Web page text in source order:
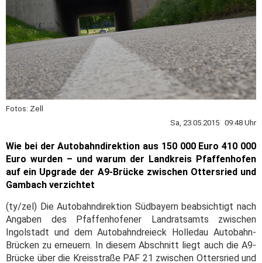
Fotos: Zell
Sa, 23.05.2015 09:48 Uhr
Wie bei der Autobahndirektion aus 150 000 Euro 410 000
Euro wurden – und warum der Landkreis Pfaffenhofen
auf ein Upgrade der A9-Brücke zwischen Ottersried und
Gambach verzichtet
(ty/zel) Die Autobahndirektion Südbayern beabsichtigt nach
Angaben des Pfaffenhofener Landratsamts zwischen
Ingolstadt und dem Autobahndreieck Holledau Autobahn-
Brücken zu erneuern. In diesem Abschnitt liegt auch die A9-
Brücke über die Kreisstraße PAF 21 zwischen Ottersried und